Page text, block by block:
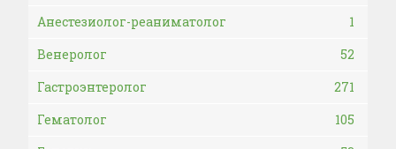
Анестезиолог-реаниматолог
1
Венеролог
52
Гастроэнтеролог
271
Гематолог
105